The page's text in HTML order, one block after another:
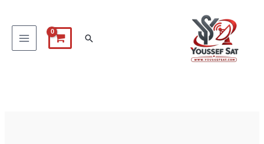
البحث